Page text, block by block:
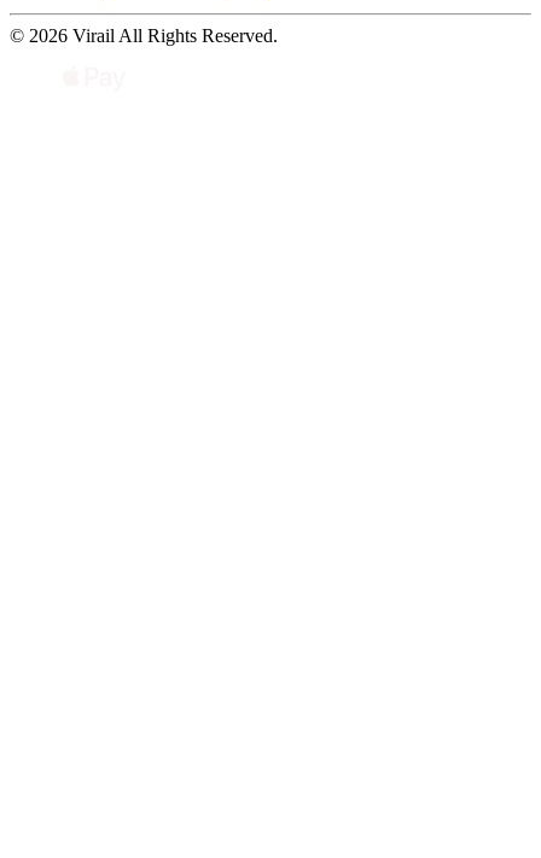
© 2026 Virail All Rights Reserved.